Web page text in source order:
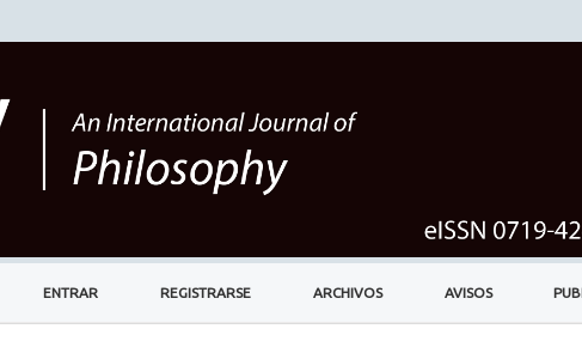
ENTRAR REGISTRARSE ARCHIVOS AVISOS